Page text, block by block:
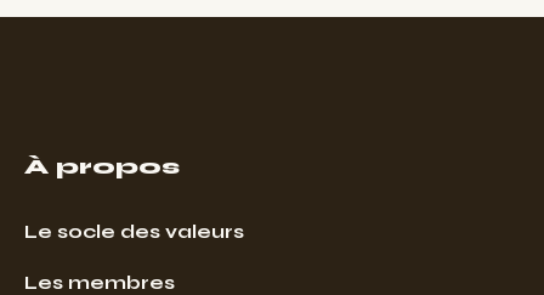
À propos
Le socle des valeurs
Les membres